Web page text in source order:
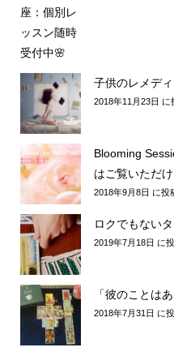
子供のレメデ
2018年11月23日 に
Blooming
はご覧いただけ
2018年9月8日 に投
ロクでもない
2019年7月18日 に
「彼のことは
2018年7月31日 に